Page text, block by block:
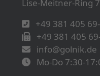
Lise-Meitner-Ring
+49 381 405
+49 381 405
info@golnik.de
Mo-Do 7:30-